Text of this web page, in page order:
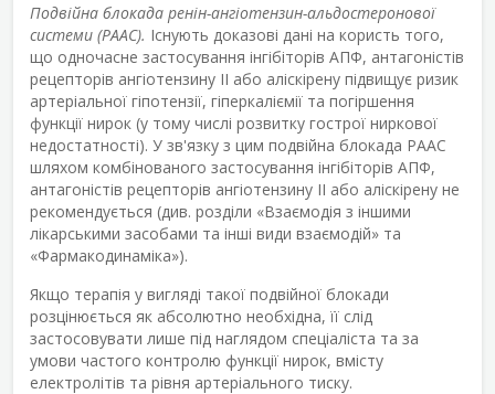
Подвійна блокада ренін-ангіотензин-альдостеронової
системи (РААС). Існують доказові дані на користь того,
що одночасне застосування інгібіторів АПФ, антагоністів
рецепторів ангіотензину II або аліскірену підвищує ризик
артеріальної гіпотензії, гіперкаліємії та погіршення
функції нирок (у тому числі розвитку гострої ниркової
недостатності). У зв'язку з цим подвійна блокада РААС
шляхом комбінованого застосування інгібіторів АПФ,
антагоністів рецепторів ангіотензину II або аліскірену не
рекомендується (див. розділи «Взаємодія з іншими
лікарськими засобами та інші види взаємодій» та
«Фармакодинаміка»).
Якщо терапія у вигляді такої подвійної блокади
розцінюється як абсолютно необхідна, її слід
застосовувати лише під наглядом спеціаліста та за
умови частого контролю функції нирок, вмісту
електролітів та рівня артеріального тиску.